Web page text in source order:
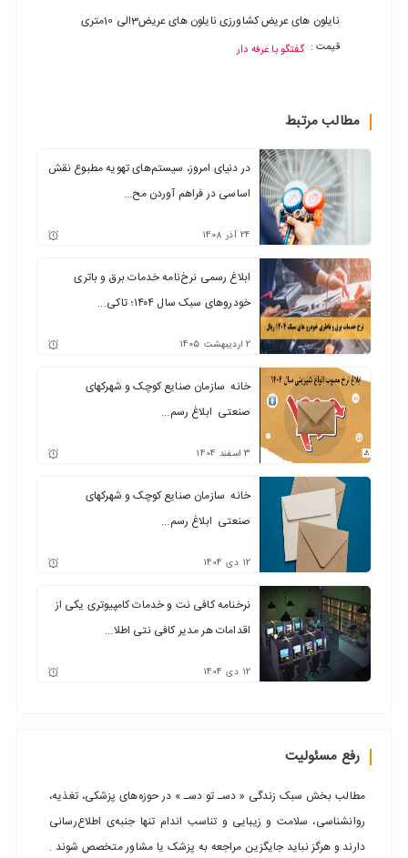
نایلون های عریض کشاورزی نایلون های عریض3الی 10متری
قیمت : گفتگو با غرفه دار
مطالب مرتبط
در دنیای امروز، سیستم‌های تهویه مطبوع نقش
اساسی در فراهم آوردن مح...
24 آذر 1408
ابلاغ رسمی نرخ‌نامه خدمات برق و باتری
خودروهای سبک سال ۱۴۰۴؛ تاکی...
2 اردیبهشت 1405
خانه سازمان صنایع کوچک و شهرکهای
صنعتی ابلاغ رسم...
3 اسفند 1404
خانه سازمان صنایع کوچک و شهرکهای
صنعتی ابلاغ رسم...
12 دی 1404
نرخنامه کافی نت و خدمات کامپیوتری یکی از
اقدامات هر مدیر کافی نتی اطلا...
12 دی 1404
رفع مسئولیت
مطالب بخش سبک زندگی « دسـ تو دسـ » در حوزه‌های پزشکی، تغذیه،
روانشناسی، سلامت و زیبایی و تناسب اندام تنها جنبه‌ی اطلاع‌رسانی
دارند و هرگز نباید جایگزین مراجعه به پزشک یا مشاور متخصص شوند .